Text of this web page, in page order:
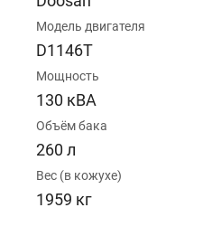
Модель двигателя
D1146T
Мощность
130 кВА
Объём бака
260 л
Вес (в кожухе)
1959 кг